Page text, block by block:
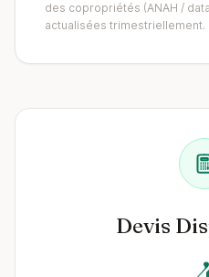
des copropriétés (ANAH /
actualisées trimestriellement.
Devis